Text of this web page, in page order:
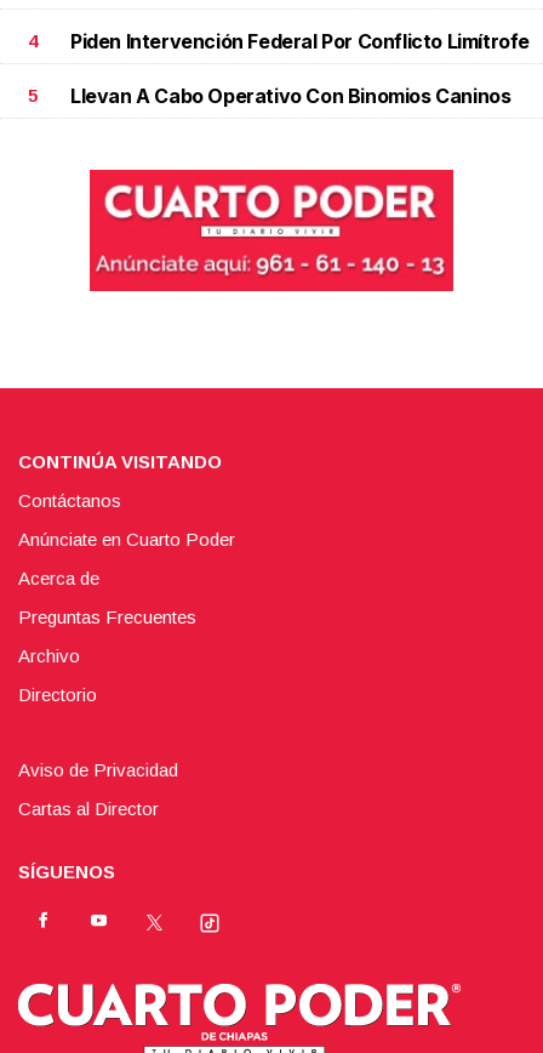
4 Piden Intervención Federal Por Conflicto Limítrofe
5 Llevan A Cabo Operativo Con Binomios Caninos
CONTINÚA VISITANDO
Contáctanos
Anúnciate en Cuarto Poder
Acerca de
Preguntas Frecuentes
Archivo
Directorio
Aviso de Privacidad
Cartas al Director
SÍGUENOS